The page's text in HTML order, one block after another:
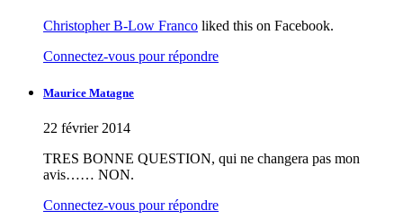
Christopher B-Low Franco liked this on Facebook.
Connectez-vous pour répondre
Maurice Matagne
22 février 2014
TRES BONNE QUESTION, qui ne changera pas mon
avis…… NON.
Connectez-vous pour répondre